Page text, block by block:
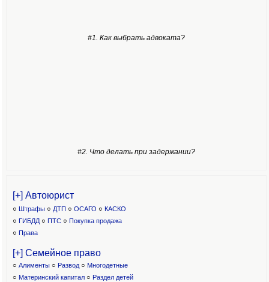
#1. Как выбрать адвоката?
#2. Что делать при задержании?
[+] Автоюрист
○ Штрафы ○ ДТП ○ ОСАГО ○ КАСКО
○ ГИБДД ○ ПТС ○ Покупка продажа
○ Права
[+] Семейное право
○ Алименты ○ Развод ○ Многодетные
○ Материнский капитал○ Раздел детей